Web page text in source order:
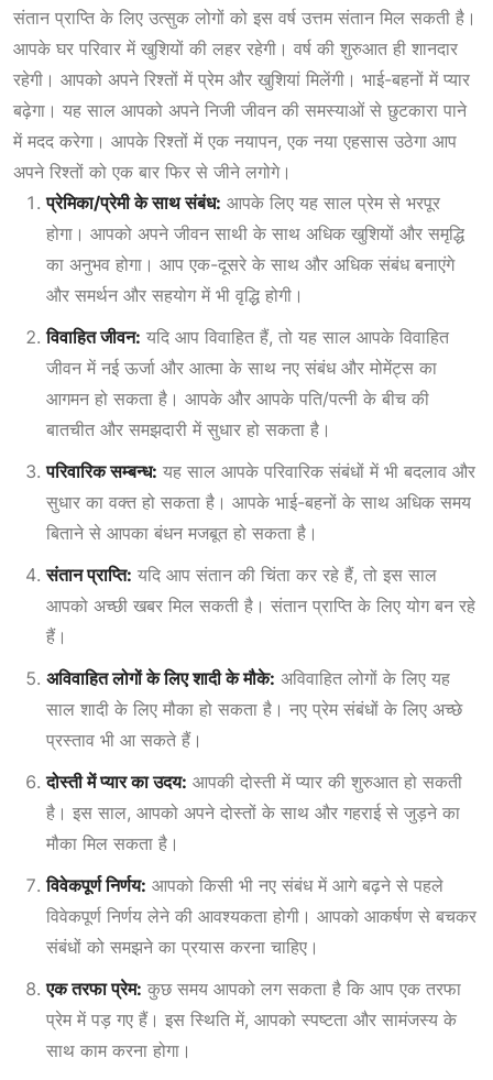
संतान प्राप्ति के लिए उत्सुक लोगों को इस वर्ष उत्तम संतान मिल सकती है।
आपके घर परिवार में खुशियों की लहर रहेगी। वर्ष की शुरुआत ही शानदार
रहेगी। आपको अपने रिश्तों में प्रेम और खुशियां मिलेंगी। भाई-बहनों में प्यार
बढ़ेगा। यह साल आपको अपने निजी जीवन की समस्याओं से छुटकारा पाने
में मदद करेगा। आपके रिश्तों में एक नयापन, एक नया एहसास उठेगा आप
अपने रिश्तों को एक बार फिर से जीने लगोगे।
प्रेमिका/प्रेमी के साथ संबंध: आपके लिए यह साल प्रेम से भरपूर
होगा। आपको अपने जीवन साथी के साथ अधिक खुशियों और समृद्धि
का अनुभव होगा। आप एक-दूसरे के साथ और अधिक संबंध बनाएंगे
और समर्थन और सहयोग में भी वृद्धि होगी।
विवाहित जीवन: यदि आप विवाहित हैं, तो यह साल आपके विवाहित
जीवन में नई ऊर्जा और आत्मा के साथ नए संबंध और मोमेंट्स का
आगमन हो सकता है। आपके और आपके पति/पत्नी के बीच की
बातचीत और समझदारी में सुधार हो सकता है।
परिवारिक सम्बन्ध: यह साल आपके परिवारिक संबंधों में भी बदलाव और
सुधार का वक्त हो सकता है। आपके भाई-बहनों के साथ अधिक समय
बिताने से आपका बंधन मजबूत हो सकता है।
संतान प्राप्ति: यदि आप संतान की चिंता कर रहे हैं, तो इस साल
आपको अच्छी खबर मिल सकती है। संतान प्राप्ति के लिए योग बन रहे
हैं।
अविवाहित लोगों के लिए शादी के मौके: अविवाहित लोगों के लिए यह
साल शादी के लिए मौका हो सकता है। नए प्रेम संबंधों के लिए अच्छे
प्रस्ताव भी आ सकते हैं।
दोस्ती में प्यार का उदय: आपकी दोस्ती में प्यार की शुरुआत हो सकती
है। इस साल, आपको अपने दोस्तों के साथ और गहराई से जुड़ने का
मौका मिल सकता है।
विवेकपूर्ण निर्णय: आपको किसी भी नए संबंध में आगे बढ़ने से पहले
विवेकपूर्ण निर्णय लेने की आवश्यकता होगी। आपको आकर्षण से बचकर
संबंधों को समझने का प्रयास करना चाहिए।
एक तरफा प्रेम: कुछ समय आपको लग सकता है कि आप एक तरफा
प्रेम में पड़ गए हैं। इस स्थिति में, आपको स्पष्टता और सामंजस्य के
साथ काम करना होगा।